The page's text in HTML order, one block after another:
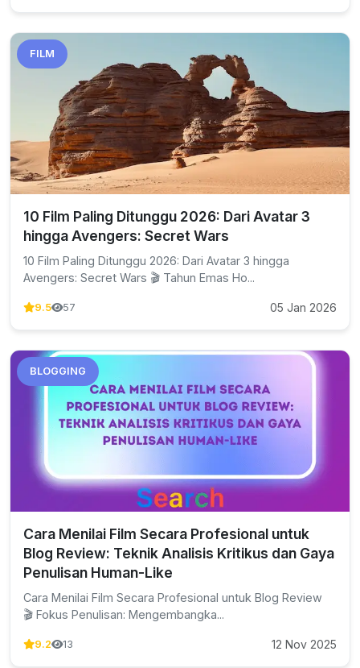
FILM
10 Film Paling Ditunggu 2026: Dari Avatar 3
hingga Avengers: Secret Wars
10 Film Paling Ditunggu 2026: Dari Avatar 3 hingga
Avengers: Secret Wars 🎬 Tahun Emas Ho...
9.5 57 05 Jan 2026
BLOGGING
Cara Menilai Film Secara Profesional untuk
Blog Review: Teknik Analisis Kritikus dan Gaya
Penulisan Human-Like
Cara Menilai Film Secara Profesional untuk Blog Review
🎬 Fokus Penulisan: Mengembangka...
9.2 13 12 Nov 2025